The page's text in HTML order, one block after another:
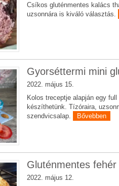
Csíkos gluténmentes kalács
uzsonnára is kiváló választás.
Gyorséttermi mini
2022. május 15.
Kolos treceptje alapján egy
készíthetünk. Tízóraira,
szendvicsalap.
Bővebben
Gluténmentes
2022. május 12.